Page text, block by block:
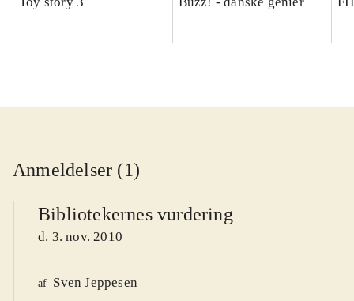
Anmeldelser (1)
Bibliotekernes vurdering
d. 3. nov. 2010
af Sven Jeppesen